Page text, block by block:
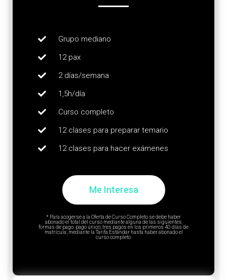
Grupo mediano
12 pax
2 días/semana
1,5h/día
Curso completo
12 clases para preparar temario
12 clases para hacer exámenes
Me Interesa
* Para acogerse a la Oferta de Curso Completo se debe haber
abonado el total del curso mediante alguna de las siguientes
formas de pago: pago único; tres pagos en los primeros 40 días de
matrícula; mediante la Tarifa Estándar hasta haber abonado el
curso completo.